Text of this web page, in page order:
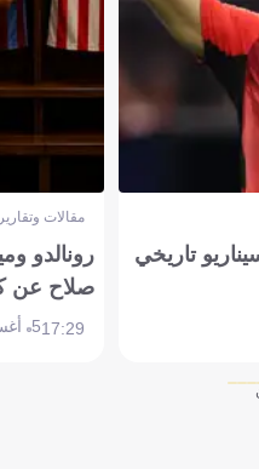
تاريخي
مقالات
رونالدو
صلاح عن
17:295 أغسطس 2026